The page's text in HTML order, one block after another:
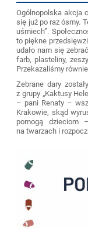
Ogólnopolska akcja
się już po raz ósmy.
uśmiech”.
to piękne
udało nam się
farb, plasteliny,
Przekazaliśmy
Zebrane dary
z grupy „Kaktusy
– pani Renaty –
Krakowie, skąd
pomogą dzieciom
na twarzach i